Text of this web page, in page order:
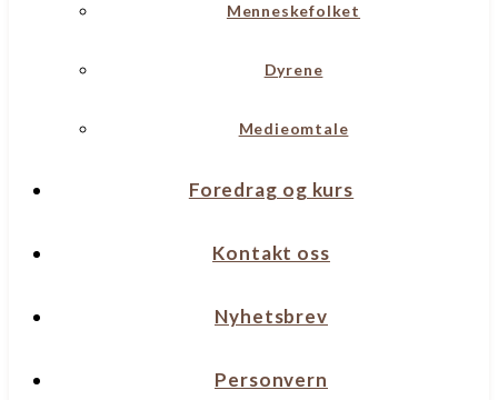
Menneskefolket
Dyrene
Medieomtale
Foredrag og kurs
Kontakt oss
Nyhetsbrev
Personvern